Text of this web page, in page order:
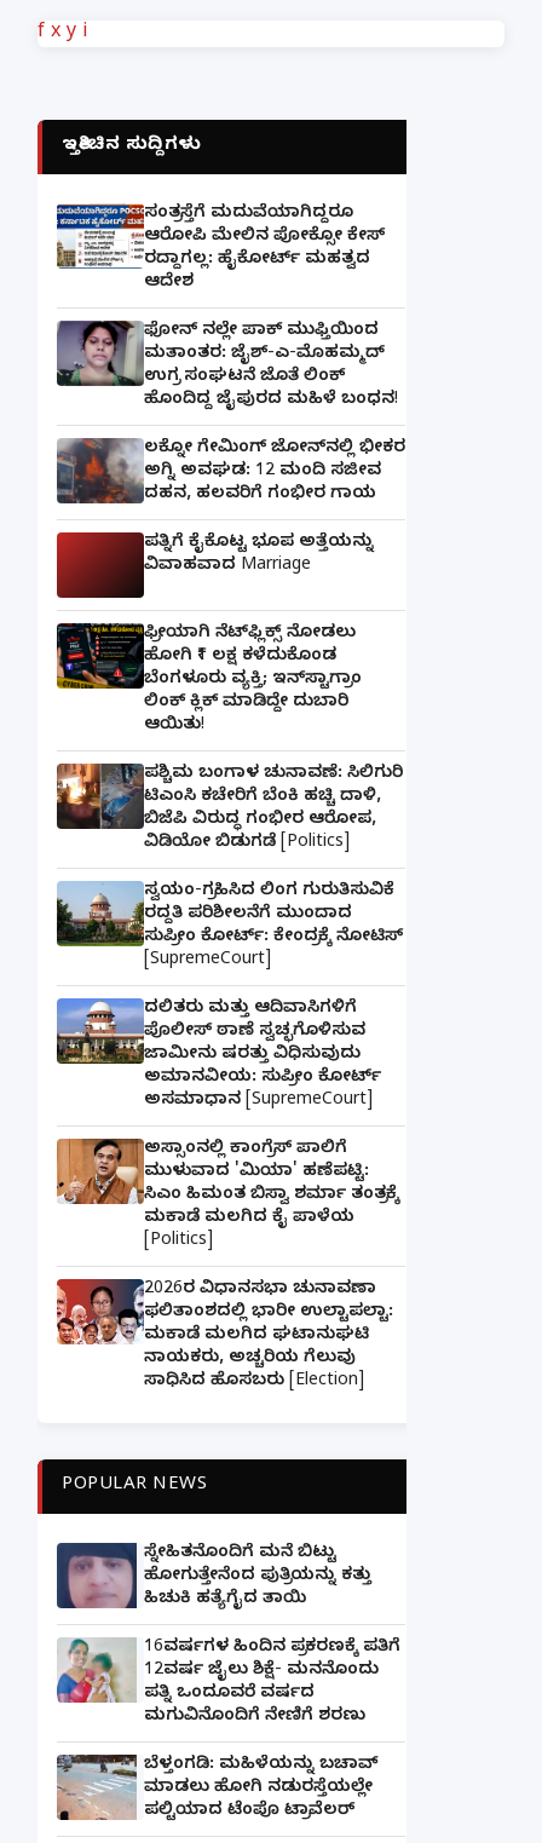
f x y i
ಇತ್ತೀಚಿನ ಸುದ್ದಿಗಳು
ಸಂತ್ರಸ್ತೆಗೆ ಮದುವೆಯಾಗಿದ್ದರೂ
ಆರೋಪಿ ಮೇಲಿನ ಪೋಕ್ಸೋ ಕೇಸ್
ರದ್ದಾಗಲ್ಲ: ಹೈಕೋರ್ಟ್ ಮಹತ್ವದ
ಆದೇಶ
ಫೋನ್ ನಲ್ಲೇ ಪಾಕ್ ಮುಫ್ತಿಯಿಂದ
ಮತಾಂತರ: ಜೈಶ್-ಎ-ಮೊಹಮ್ಮದ್
ಉಗ್ರ ಸಂಘಟನೆ ಜೊತೆ ಲಿಂಕ್
ಹೊಂದಿದ್ದ ಜೈಪುರದ ಮಹಿಳೆ ಬಂಧನ!
ಲಕ್ನೋ ಗೇಮಿಂಗ್ ಜೋನ್‌ನಲ್ಲಿ ಭೀಕರ
ಅಗ್ನಿ ಅವಘಡ: 12 ಮಂದಿ ಸಜೀವ
ದಹನ, ಹಲವರಿಗೆ ಗಂಭೀರ ಗಾಯ
ಪತ್ನಿಗೆ ಕೈಕೊಟ್ಟ ಭೂಪ ಅತ್ತೆಯನ್ನು
ವಿವಾಹವಾದ Marriage
ಫ್ರೀಯಾಗಿ ನೆಟ್‌ಫ್ಲಿಕ್ಸ್ ನೋಡಲು
ಹೋಗಿ ₹1 ಲಕ್ಷ ಕಳೆದುಕೊಂಡ
ಬೆಂಗಳೂರು ವ್ಯಕ್ತಿ; ಇನ್‌ಸ್ಟಾಗ್ರಾಂ
ಲಿಂಕ್ ಕ್ಲಿಕ್ ಮಾಡಿದ್ದೇ ದುಬಾರಿ
ಆಯಿತು!
ಪಶ್ಚಿಮ ಬಂಗಾಳ ಚುನಾವಣೆ: ಸಿಲಿಗುರಿ
ಟಿಎಂಸಿ ಕಚೇರಿಗೆ ಬೆಂಕಿ ಹಚ್ಚಿ ದಾಳಿ,
ಬಿಜೆಪಿ ವಿರುದ್ಧ ಗಂಭೀರ ಆರೋಪ,
ವಿಡಿಯೋ ಬಿಡುಗಡೆ [Politics]
ಸ್ವಯಂ-ಗ್ರಹಿಸಿದ ಲಿಂಗ ಗುರುತಿಸುವಿಕೆ
ರದ್ದತಿ ಪರಿಶೀಲನೆಗೆ ಮುಂದಾದ
ಸುಪ್ರೀಂ ಕೋರ್ಟ್: ಕೇಂದ್ರಕ್ಕೆ ನೋಟಿಸ್
[SupremeCourt]
ದಲಿತರು ಮತ್ತು ಆದಿವಾಸಿಗಳಿಗೆ
ಪೊಲೀಸ್ ಠಾಣೆ ಸ್ವಚ್ಛಗೊಳಿಸುವ
ಜಾಮೀನು ಷರತ್ತು ವಿಧಿಸುವುದು
ಅಮಾನವೀಯ: ಸುಪ್ರೀಂ ಕೋರ್ಟ್
ಅಸಮಾಧಾನ [SupremeCourt]
ಅಸ್ಸಾಂನಲ್ಲಿ ಕಾಂಗ್ರೆಸ್ ಪಾಲಿಗೆ
ಮುಳುವಾದ 'ಮಿಯಾ' ಹಣೆಪಟ್ಟಿ:
ಸಿಎಂ ಹಿಮಂತ ಬಿಸ್ವಾ ಶರ್ಮಾ ತಂತ್ರಕ್ಕೆ
ಮಕಾಡೆ ಮಲಗಿದ ಕೈ ಪಾಳೆಯ
[Politics]
2026ರ ವಿಧಾನಸಭಾ ಚುನಾವಣಾ
ಫಲಿತಾಂಶದಲ್ಲಿ ಭಾರೀ ಉಲ್ಟಾಪಲ್ಟಾ:
ಮಕಾಡೆ ಮಲಗಿದ ಘಟಾನುಘಟಿ
ನಾಯಕರು, ಅಚ್ಚರಿಯ ಗೆಲುವು
ಸಾಧಿಸಿದ ಹೊಸಬರು [Election]
POPULAR NEWS
ಸ್ನೇಹಿತನೊಂದಿಗೆ ಮನೆ ಬಿಟ್ಟು
ಹೋಗುತ್ತೇನೆಂದ ಪುತ್ರಿಯನ್ನು ಕತ್ತು
ಹಿಚುಕಿ ಹತ್ಯೆಗೈದ ತಾಯಿ
16ವರ್ಷಗಳ ಹಿಂದಿನ ಪ್ರಕರಣಕ್ಕೆ ಪತಿಗೆ
12ವರ್ಷ ಜೈಲು ಶಿಕ್ಷೆ- ಮನನೊಂದು
ಪತ್ನಿ ಒಂದೂವರೆ ವರ್ಷದ
ಮಗುವಿನೊಂದಿಗೆ ನೇಣಿಗೆ ಶರಣು
ಬೆಳ್ತಂಗಡಿ: ಮಹಿಳೆಯನ್ನು ಬಚಾವ್
ಮಾಡಲು ಹೋಗಿ ನಡುರಸ್ತೆಯಲ್ಲೇ
ಪಲ್ಟಿಯಾದ ಟೆಂಪೊ ಟ್ರಾವೆಲರ್